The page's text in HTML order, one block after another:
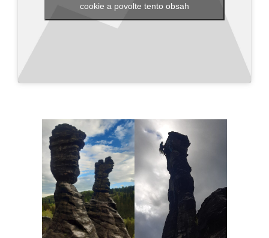
cookie a povolte tento obsah